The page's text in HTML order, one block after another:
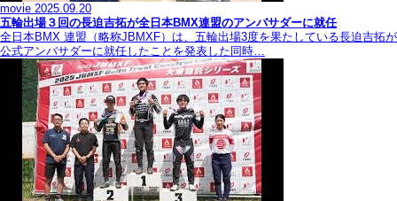
movie 2025.09.20
五輪出場３回の長迫吉拓が全日本BMX連盟のアンバサダーに就任
全日本BMX 連盟（略称JBMXF）は、五輪出場3度を果たしている長迫吉拓が
公式アンバサダーに就任したことを発表した同時…